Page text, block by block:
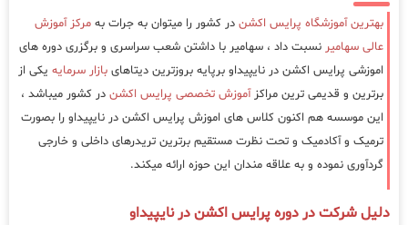
بهترین آموزشگاه پرایس اکشن در کشور را میتوان به جرات به مرکز آموزش
عالی سهامیر نسبت داد ، سهامیر با داشتن شعب سراسری و برگزری دوره های
اموزشی پرایس اکشن در نایپیداو برپایه بروزترین دیتاهای بازار سرمایه یکی از
برترین و قدیمی ترین مراکزآموزش تخصصی پرایس اکشن در کشور میباشد ،
این موسسه هم اکنون کلاس های اموزش پرایس اکشن در نایپیداو را بصورت
ترمیک و آکادمیک و تحت نظرت مستقیم برترین تریدرهای داخلی و خارجی
گردآوری نموده و به علاقه مندان این حوزه ارائه میکند.
دلیل شرکت در دوره پرایس اکشن در نایپیداو